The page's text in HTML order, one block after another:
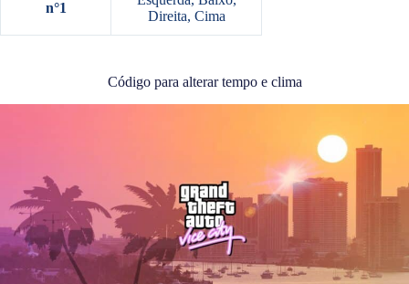
n°1
Direita, Cima
Código para alterar tempo e clima